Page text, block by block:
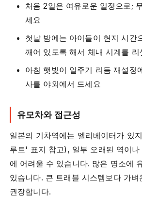
처음 2일은 여유로운 일정으로;
세요
첫날 밤에는 아이들이 현지 시간
깨어 있도록 해서 체내 시계를 리
아침 햇빛이 일주기 리듬 재설
사를 야외에서 드세요
유모차와 접근성
일본의 기차역에는 엘리베이터가 있
루트' 표지 참고), 일부 오래된 역이
에 어려울 수 있습니다. 많은 명소에
있습니다. 큰 트래블 시스템보다 가
권장합니다.